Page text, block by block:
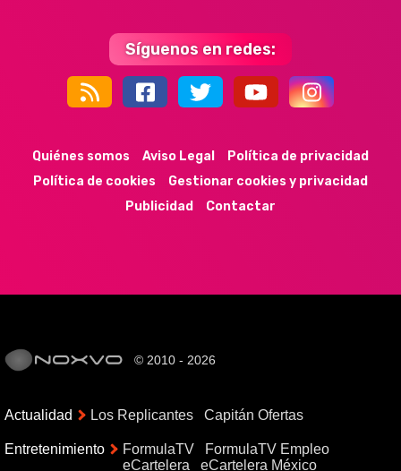
Síguenos en redes:
44k 9k 35k 352
Quiénes somos Aviso Legal
Política de privacidad
Política de cookies
Gestionar cookies y privacidad
Publicidad
Contactar
© 2010 - 2026
Actualidad Los Replicantes Capitán Ofertas
Entretenimiento FormulaTV
FormulaTV Empleo
eCartelera
eCartelera México